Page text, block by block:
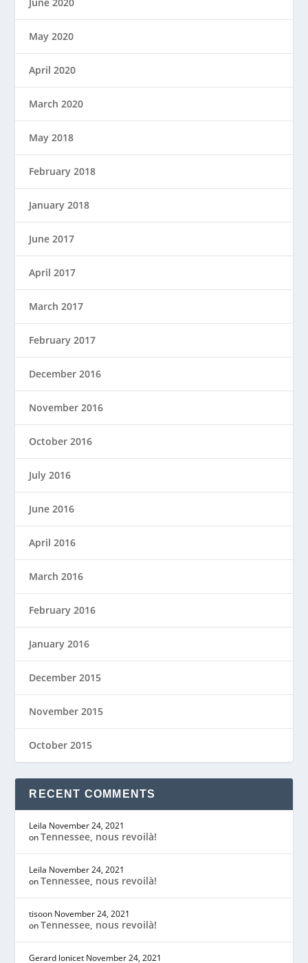
May 2020
April 2020
March 2020
May 2018
February 2018
January 2018
June 2017
April 2017
March 2017
February 2017
December 2016
November 2016
October 2016
July 2016
June 2016
April 2016
March 2016
February 2016
January 2016
December 2015
November 2015
October 2015
RECENT COMMENTS
Leila November 24, 2021
onTennessee, nous revoilà!
Leila November 24, 2021
onTennessee, nous revoilà!
tisoon November 24, 2021
onTennessee, nous revoilà!
Gerard lonicet November 24, 2021